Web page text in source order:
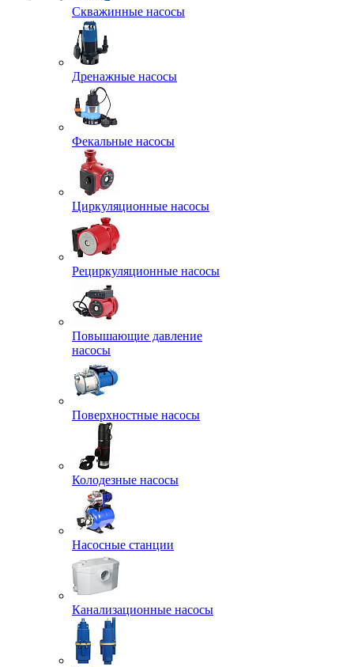
Скважинные насосы
Дренажные насосы
Фекальные насосы
Циркуляционные насосы
Рециркуляционные насосы
Повышающие давление
насосы
Поверхностные насосы
Колодезные насосы
Насосные станции
Канализационные насосы